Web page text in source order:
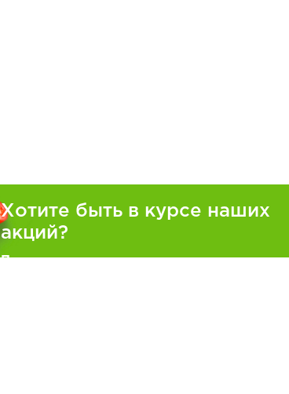
Хотите быть в курсе наших
акций?
Подпишитесь на рассылку